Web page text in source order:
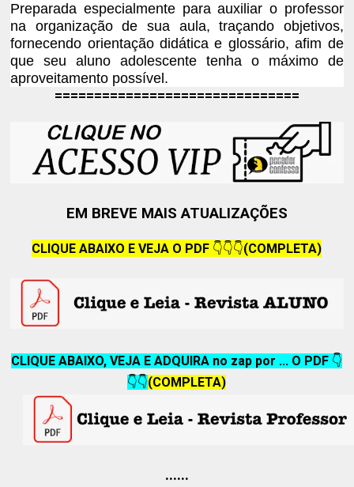
Preparada especialmente para auxiliar o professor
na organização de sua aula, traçando objetivos,
fornecendo orientação didática e glossário, afim de
que seu aluno adolescente tenha o máximo de
aproveitamento possível.
===============================
EM BREVE MAIS ATUALIZAÇÕES
CLIQUE ABAIXO E VEJA O PDF 👇👇👇(COMPLETA)
CLIQUE ABAIXO, VEJA E ADQUIRA no zap por ... O PDF 👇
👇👇(COMPLETA)
......